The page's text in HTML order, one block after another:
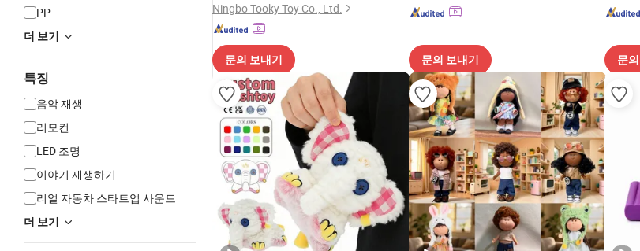
PP
더 보기
특징
음악 재생
리모컨
LED 조명
이야기 재생하기
리얼 자동차 스타트업 사운드
더 보기
Ningbo Tooky Toy Co., Ltd.
문의 보내기 문의 보내기 문의